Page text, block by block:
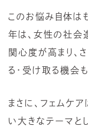
このお悩み自体は
年は、女性の社会
関心度が高まり、
る・受け取る機会
まさに、フェムケ
い大きなテーマと